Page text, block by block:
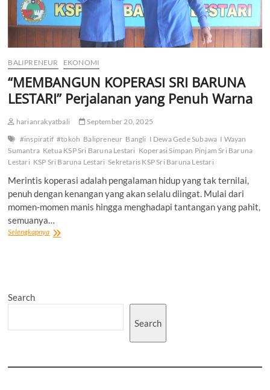
BALIPRENEUR EKONOMI
“MEMBANGUN KOPERASI SRI BARUNA
LESTARI” Perjalanan yang Penuh Warna
harianrakyatbali
September 20, 2025
#inspiratif #tokoh Balipreneur Bangli I Dewa Gede Subawa I Wayan
Sumantra Ketua KSP Sri Baruna Lestari Koperasi Simpan Pinjam Sri Baruna
Lestari KSP Sri Baruna Lestari Sekretaris KSP Sri Baruna Lestari
Merintis koperasi adalah pengalaman hidup yang tak ternilai,
penuh dengan kenangan yang akan selalu diingat. Mulai dari
momen-momen manis hingga menghadapi tantangan yang pahit,
semuanya…
Selengkapnya“MEMBANGUN
Penuh
Search
Search